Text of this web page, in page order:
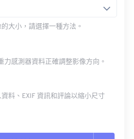
大小，請選擇一種方法。
力感測器資料正確調整影像方向。
料、EXIF 資訊和評論以縮小尺寸